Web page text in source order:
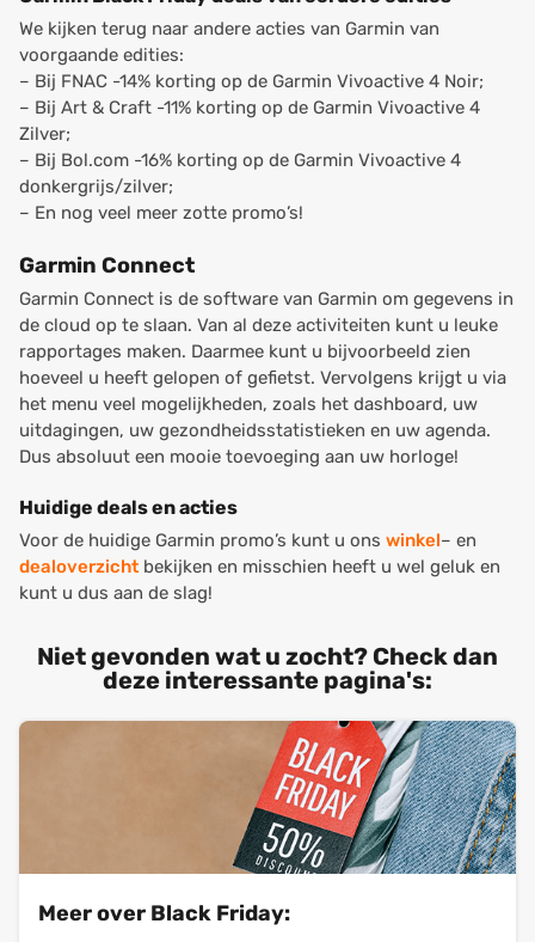
We kijken terug naar andere acties van Garmin van
voorgaande edities:
– Bij FNAC -14% korting op de Garmin Vivoactive 4 Noir;
– Bij Art & Craft -11% korting op de Garmin Vivoactive 4
Zilver;
– Bij Bol.com -16% korting op de Garmin Vivoactive 4
donkergrijs/zilver;
– En nog veel meer zotte promo’s!
Garmin Connect
Garmin Connect is de software van Garmin om gegevens in
de cloud op te slaan. Van al deze activiteiten kunt u leuke
rapportages maken. Daarmee kunt u bijvoorbeeld zien
hoeveel u heeft gelopen of gefietst. Vervolgens krijgt u via
het menu veel mogelijkheden, zoals het dashboard, uw
uitdagingen, uw gezondheidsstatistieken en uw agenda.
Dus absoluut een mooie toevoeging aan uw horloge!
Huidige deals en acties
Voor de huidige Garmin promo’s kunt u ons winkel– en
dealoverzicht bekijken en misschien heeft u wel geluk en
kunt u dus aan de slag!
Niet gevonden wat u zocht? Check dan
deze interessante pagina's:
Meer over Black Friday: